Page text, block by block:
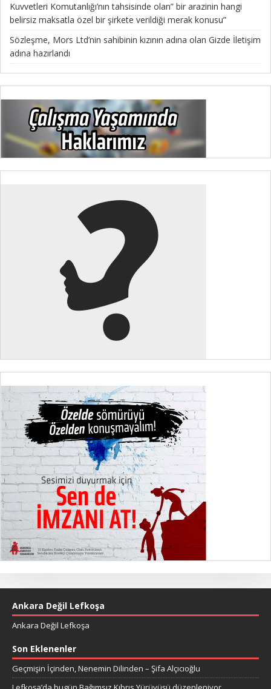
Kuvvetleri Komutanlığı’nın tahsisinde olan” bir arazinin hangi
belirsiz maksatla özel bir şirkete verildiği merak konusu”
Sözleşme, Mors Ltd’nin sahibinin kızının adına olan Gizde İletişim
adına hazırlandı
Ankara Değil Lefkoşa
Ankara Değil Lefkoşa
Son Eklenenler
Geçmişin İçinden, Nenemin Dilinden – Şifa Alçıcıoğlu